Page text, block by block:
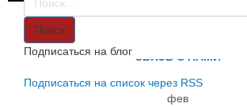
СВЯЗЬ С НАМИ
Поиск
Подписаться на блог
Подписаться на список через RSS
фев